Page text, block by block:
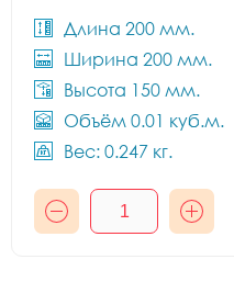
Длина 200 мм.
Ширина 200 мм.
Высота 150 мм.
Объём 0.01 куб.м.
Вес: 0.247 кг.